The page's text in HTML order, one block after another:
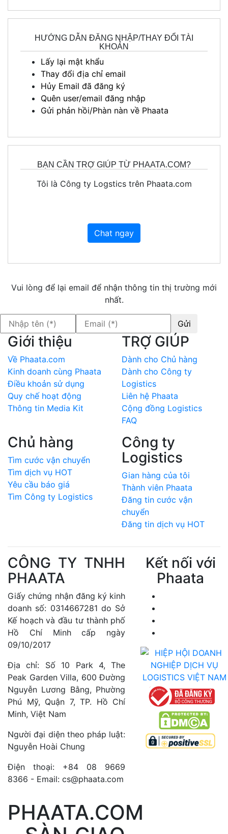
HƯỚNG DẪN ĐĂNG NHẬP/THAY ĐỔI TÀI
KHOẢN
Lấy lại mật khẩu
Thay đổi địa chỉ email
Hủy Email đã đăng ký
Quên user/email đăng nhập
Gửi phản hồi/Phàn nàn về Phaata
BẠN CẦN TRỢ GIÚP TỪ PHAATA.COM?
Tôi là Công ty Logstics trên Phaata.com
Chat ngay
Vui lòng để lại email để nhận thông tin thị trường mới
nhất.
Giới thiệu
Về Phaata.com
Kinh doanh cùng Phaata
Điều khoản sử dụng
Quy chế hoạt động
Thông tin Media Kit
TRỢ GIÚP
Dành cho Chủ hàng
Dành cho Công ty
Logistics
Liên hệ Phaata
Cộng đồng Logistics
FAQ
Chủ hàng
Tìm cước vận chuyển
Tìm dịch vụ HOT
Yêu cầu báo giá
Tìm Công ty Logistics
Công ty
Logistics
Gian hàng của tôi
Thành viên Phaata
Đăng tin cước vận
chuyển
Đăng tin dịch vụ HOT
CÔNG TY TNHH
PHAATA
Giấy chứng nhận đăng ký kinh
doanh số: 0314667281 do Sở
Kế hoạch và đầu tư thành phố
Hồ Chí Minh cấp ngày
09/10/2017
Địa chỉ: Số 10 Park 4, The
Peak Garden Villa, 600 Đường
Nguyễn Lương Bằng, Phường
Phú Mỹ, Quận 7, TP. Hồ Chí
Minh, Việt Nam
Người đại diện theo pháp luật:
Nguyễn Hoài Chung
Điện thoại: +84 08 9669
8366 - Email: cs@phaata.com
PHAATA.COM
Kết nối với
Phaata